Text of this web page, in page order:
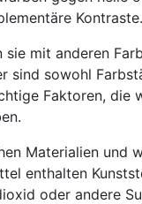
Kontraste.
mit anderen
sind sowohl
Faktoren, die
Materialien und
enthalten
oder andere